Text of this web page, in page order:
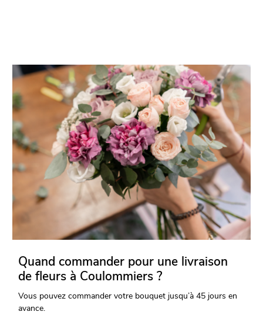
Quand commander pour une livraison
de fleurs à Coulommiers ?
Vous pouvez commander votre bouquet jusqu’à 45 jours en
avance.